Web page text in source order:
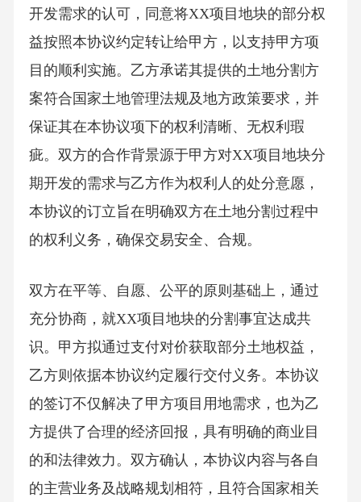
开发需求的认可，同意将XX项目地块的部分权
益按照本协议约定转让给甲方，以支持甲方项
目的顺利实施。乙方承诺其提供的土地分割方
案符合国家土地管理法规及地方政策要求，并
保证其在本协议项下的权利清晰、无权利瑕
疵。双方的合作背景源于甲方对XX项目地块分
期开发的需求与乙方作为权利人的处分意愿，
本协议的订立旨在明确双方在土地分割过程中
的权利义务，确保交易安全、合规。
双方在平等、自愿、公平的原则基础上，通过
充分协商，就XX项目地块的分割事宜达成共
识。甲方拟通过支付对价获取部分土地权益，
乙方则依据本协议约定履行交付义务。本协议
的签订不仅解决了甲方项目用地需求，也为乙
方提供了合理的经济回报，具有明确的商业目
的和法律效力。双方确认，本协议内容与各自
的主营业务及战略规划相符，且符合国家相关